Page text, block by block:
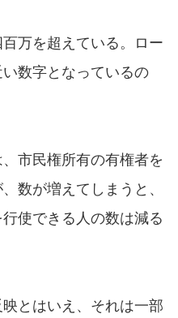
万を超えている。ロー
数字となっているの
市民権所有の有権者を
数が増えてしまうと、
使できる人の数は減る
とはいえ、それは一部